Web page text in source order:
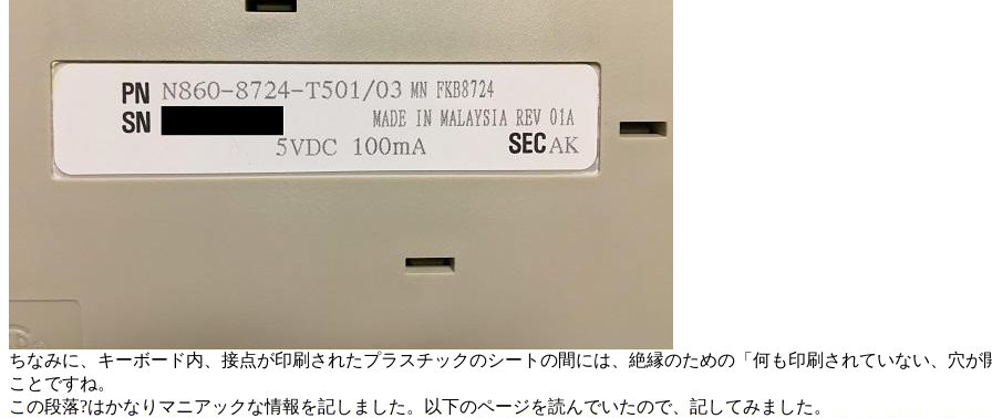
ちなみに、キーボード内、接点が印刷されたプラスチックのシートの間には、絶縁のための「何も印刷されていない、穴
ことですね。
この段落?はかなりマニアックな情報を記しました。以下のページを読んでいたので、記してみました。